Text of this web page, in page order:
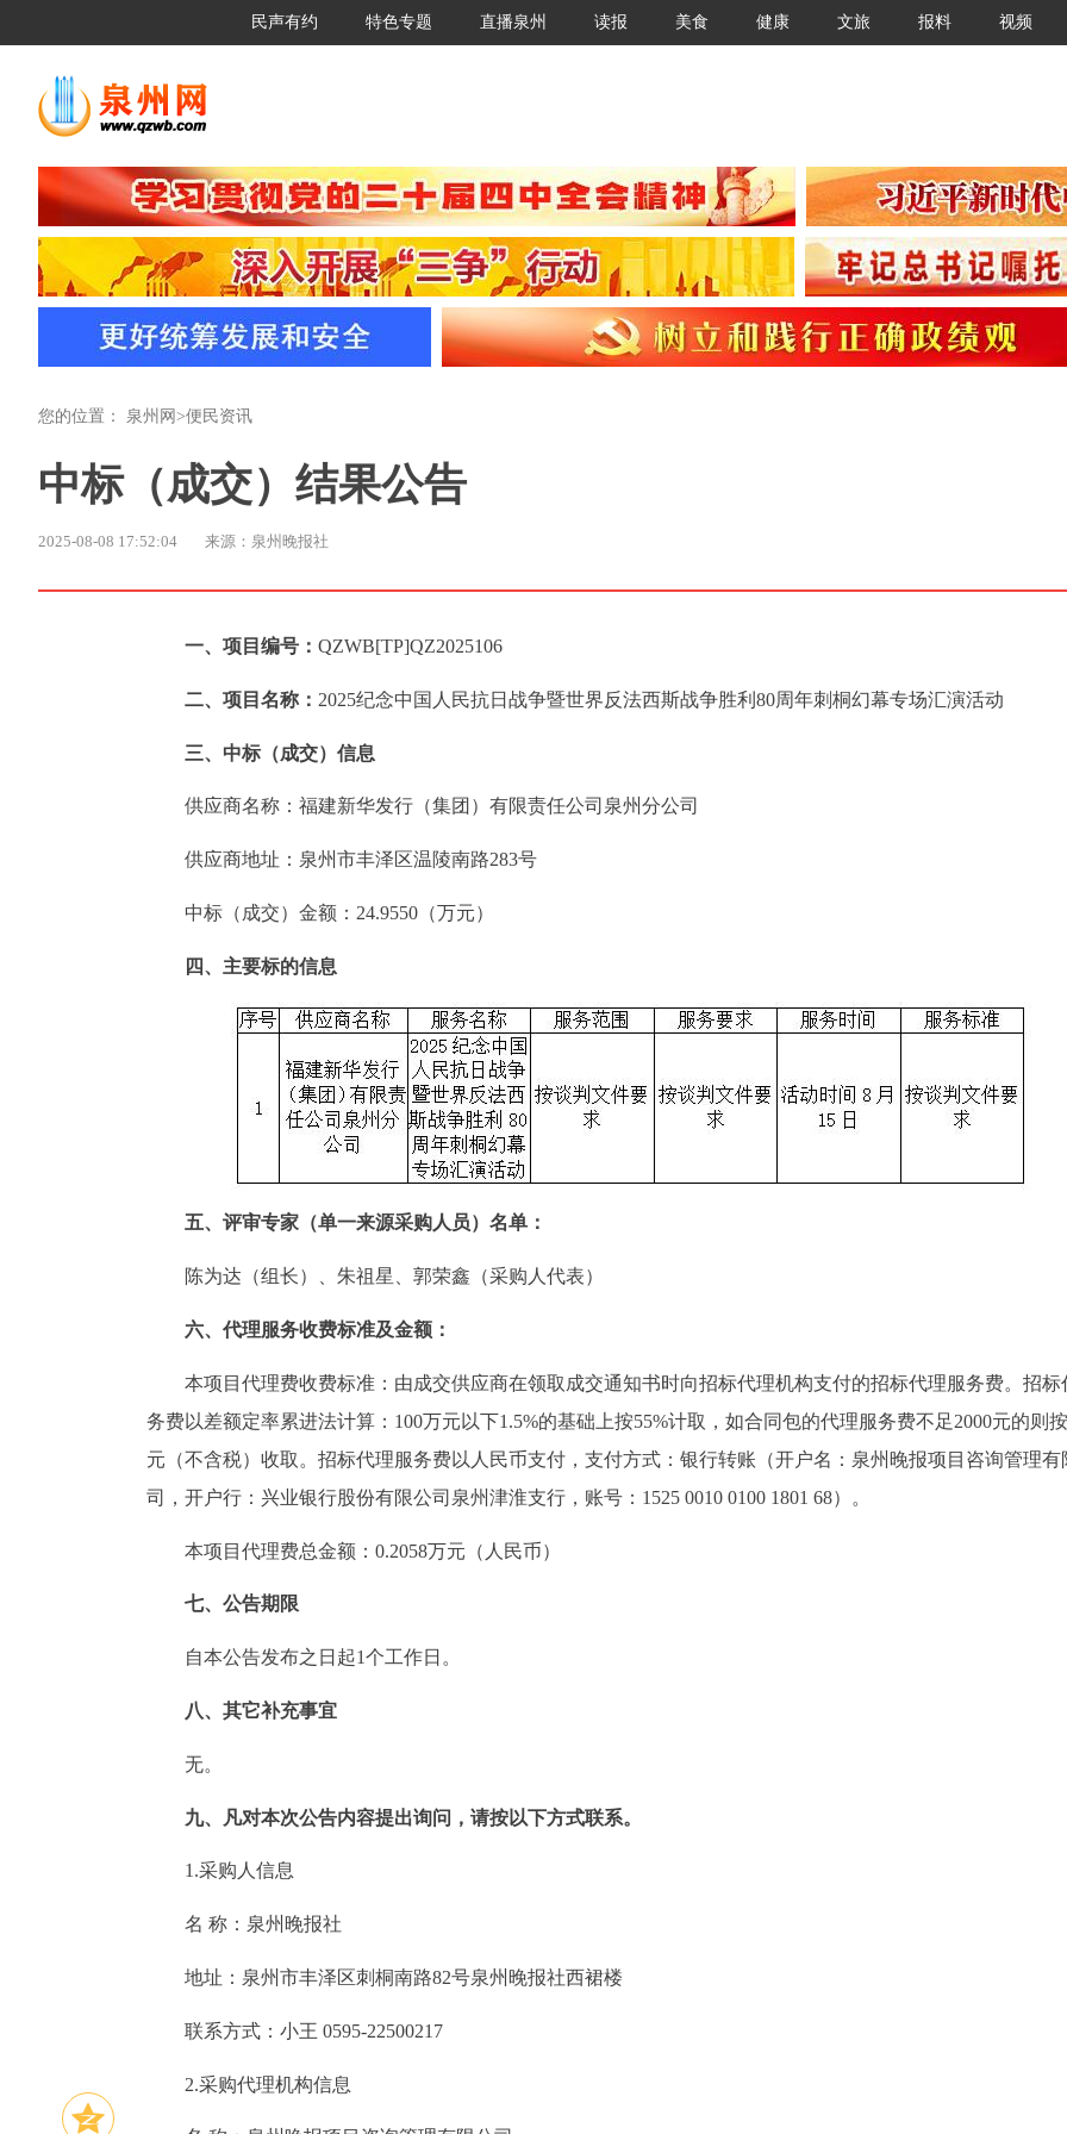
民声有约 特色专题 直播泉州 读报 美食 健康 文旅 报料 视频
您的位置： 泉州网 >便民资讯
中标（成交）结果公告
2025-08-08 17:52:04 来源：泉州晚报社
一、项目编号： QZWB[TP]QZ2025106
二、项目名称： 2025纪念中国人民抗日战争暨世界反法西斯战争胜利80周年刺桐幻幕专场汇演活动
三、中标（成交）信息
供应商名称：福建新华发行（集团）有限责任公司泉州分公司
供应商地址：泉州市丰泽区温陵南路283号
中标（成交）金额：24.9550（万元）
四、主要标的信息
五、评审专家（单一来源采购人员）名单：
陈为达（组长）、朱祖星、郭荣鑫（采购人代表）
六、代理服务收费标准及金额：
本项目代理费收费标准：由成交供应商在领取成交通知书时向招标代理机构支付的招标代理服务费。招标
务费以差额定率累进法计算：100万元以下1.5%的基础上按55%计取，如合同包的代理服务费不足2000元的则
元（不含税）收取。招标代理服务费以人民币支付，支付方式：银行转账（开户名：泉州晚报项目咨询管理有
司，开户行：兴业银行股份有限公司泉州津淮支行，账号：1525 0010 0100 1801 68）。
本项目代理费总金额：0.2058万元（人民币）
七、公告期限
自本公告发布之日起1个工作日。
八、其它补充事宜
无。
九、凡对本次公告内容提出询问，请按以下方式联系。
1.采购人信息
名 称：泉州晚报社
地址：泉州市丰泽区刺桐南路82号泉州晚报社西裙楼
联系方式：小王 0595-22500217
2.采购代理机构信息